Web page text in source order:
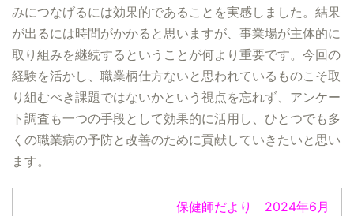
みにつなげるには効果的であることを実感しました。結果
が出るには時間がかかると思いますが、事業場が主体的に
取り組みを継続するということが何より重要です。今回の
経験を活かし、職業柄仕方ないと思われているものこそ取
り組むべき課題ではないかという視点を忘れず、アンケー
ト調査も一つの手段として効果的に活用し、ひとつでも多
くの職業病の予防と改善のために貢献していきたいと思い
ます。
保健師だより 2024年6月